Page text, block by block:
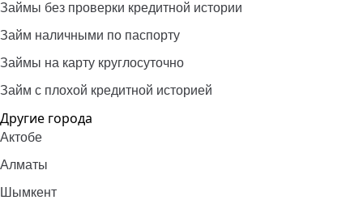
Займы без проверки кредитной истории
Займ наличными по паспорту
Займы на карту круглосуточно
Займ с плохой кредитной историей
Другие города
Актобе
Алматы
Шымкент